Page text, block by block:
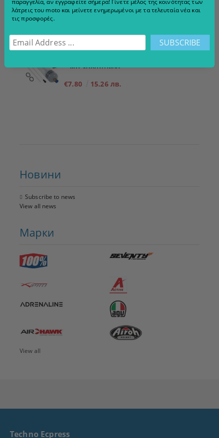
για λάδια/υγρά
€7.80 15.26 лв.
Новини
Subscribe to news
View all news
Марки
View all
Techno Ecpress
παραγγελία, αν εγγραφείτε σήμερα! Γίνετε μέλος της κοινότητας των
λάτρεις του moto και μείνετε ενημερωμένοι με τα τελευταία νέα και
τις προσφορές.